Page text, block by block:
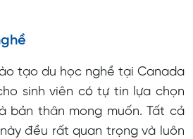
tạo du học nghề tại Canada
sinh viên có tự tin lựa chọn
bản thân mong muốn. Tất cả
đều rất quan trọng và luôn